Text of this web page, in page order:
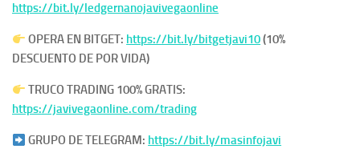
https://bit.ly/ledgernanojavivegaonline
OPERA EN BITGET: https://bit.ly/bitgetjavi10(10%
DESCUENTO DE POR VIDA)
TRUCO TRADING 100% GRATIS:
https://javivegaonline.com/trading
GRUPO DE TELEGRAM: https://bit.ly/masinfojavi